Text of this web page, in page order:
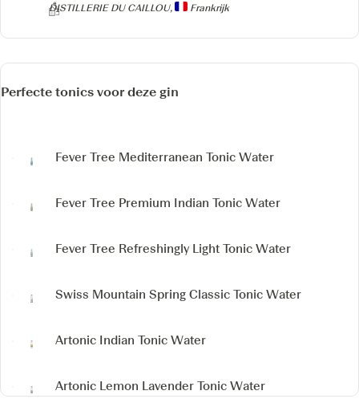
Producer
DISTILLERIE DU CAILLOU, Frankrijk
Perfecte tonics voor deze gin
Fever Tree Mediterranean Tonic Water
Fever Tree Premium Indian Tonic Water
Fever Tree Refreshingly Light Tonic Water
Swiss Mountain Spring Classic Tonic Water
Artonic Indian Tonic Water
Artonic Lemon Lavender Tonic Water